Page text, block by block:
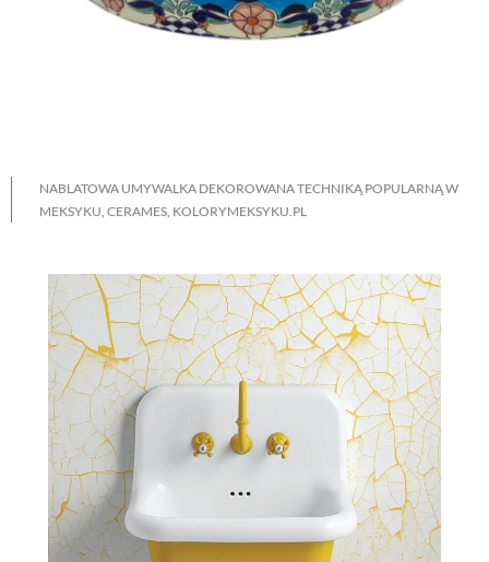
NABLATOWA UMYWALKA DEKOROWANA TECHNIKĄ POPULARNĄ W
MEKSYKU, CERAMES, KOLORYMEKSYKU.PL